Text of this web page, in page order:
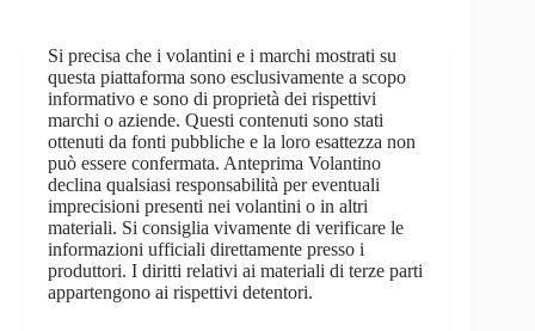
Si precisa che i volantini e i marchi mostrati su
questa piattaforma sono esclusivamente a scopo
informativo e sono di proprietà dei rispettivi
marchi o aziende. Questi contenuti sono stati
ottenuti da fonti pubbliche e la loro esattezza non
può essere confermata. Anteprima Volantino
declina qualsiasi responsabilità per eventuali
imprecisioni presenti nei volantini o in altri
materiali. Si consiglia vivamente di verificare le
informazioni ufficiali direttamente presso i
produttori. I diritti relativi ai materiali di terze parti
appartengono ai rispettivi detentori.